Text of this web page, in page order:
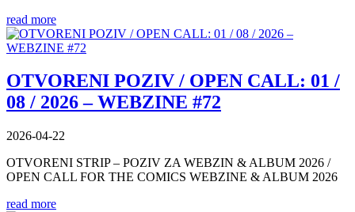
read more
OTVORENI POZIV / OPEN CALL: 01 /
08 / 2026 – WEBZINE #72
2026-04-22
OTVORENI STRIP – POZIV ZA WEBZIN & ALBUM 2026 /
OPEN CALL FOR THE COMICS WEBZINE & ALBUM 2026
read more